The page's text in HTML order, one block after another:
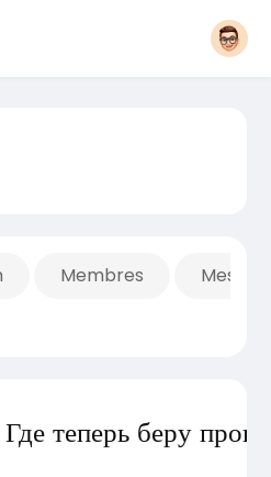
Membres Mes fils
теперь беру